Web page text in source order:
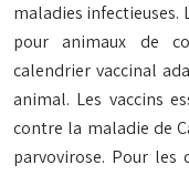
maladies infectieuses.
pour animaux de
calendrier vaccinal
animal. Les vaccins
contre la maladie de
parvovirose. Pour les